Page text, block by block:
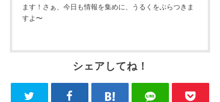
ます！さぁ、今日も情報を集めに、うるくをぶらつきま
すよ〜
シェアしてね！